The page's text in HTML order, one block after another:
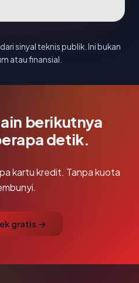
sinyal teknis publik. Ini bukan
atau finansial.
berikutnya
detik.
kartu kredit. Tanpa kuota
gratis →